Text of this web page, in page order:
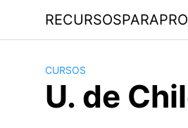
contenido
CURSOS
U. de